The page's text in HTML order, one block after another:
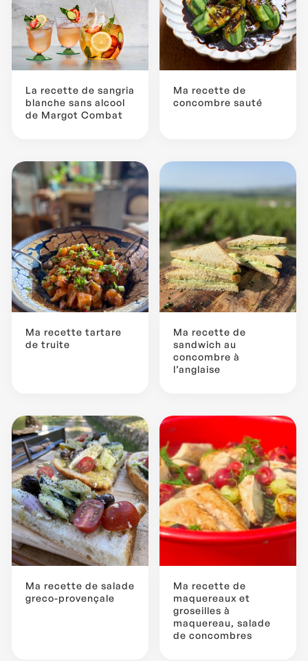
La recette de sangria
blanche sans alcool
de Margot Combat
Ma recette de
concombre sauté
Ma recette tartare
de truite
Ma recette de
sandwich au
concombre à
l’anglaise
Ma recette de salade
greco-provençale
Ma recette de
maquereaux et
groseilles à
maquereau, salade
de concombres